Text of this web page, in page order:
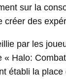
sur la
créer des
par les
« Halo:
établi la